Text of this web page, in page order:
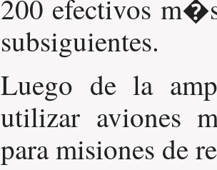
200 efectivos
subsiguientes.
Luego de la
utilizar aviones
para misiones de